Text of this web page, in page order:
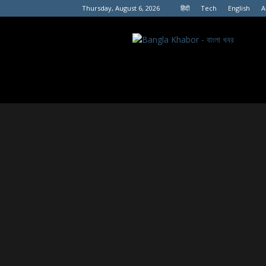
Thursday, August 6, 2026 हिंदी Tech English
বাংলা